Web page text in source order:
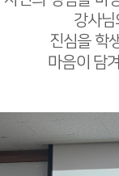
강사님
진심을 학
마음이 담